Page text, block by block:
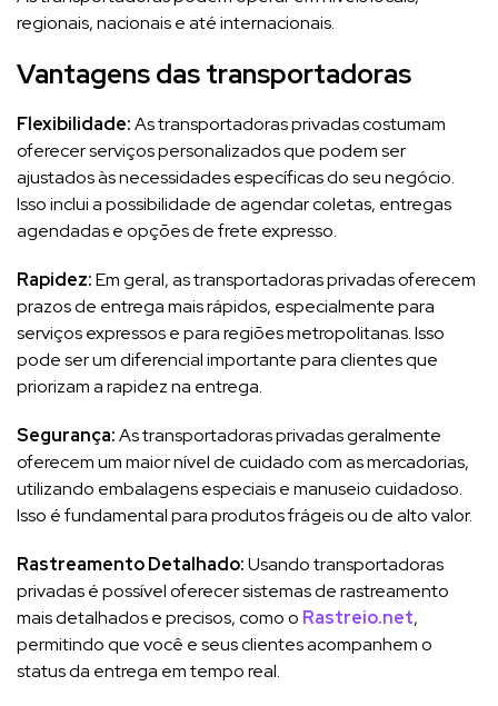
regionais, nacionais e até internacionais.
Vantagens das transportadoras
Flexibilidade:As transportadoras privadas costumam
oferecer serviços personalizados que podem ser
ajustados às necessidades específicas do seu negócio.
Isso inclui a possibilidade de agendar coletas, entregas
agendadas e opções de frete expresso.
Rapidez:Em geral, as transportadoras privadas oferecem
prazos de entrega mais rápidos, especialmente para
serviços expressos e para regiões metropolitanas. Isso
pode ser um diferencial importante para clientes que
priorizam a rapidez na entrega.
Segurança:As transportadoras privadas geralmente
oferecem um maior nível de cuidado com as mercadorias,
utilizando embalagens especiais e manuseio cuidadoso.
Isso é fundamental para produtos frágeis ou de alto valor.
Rastreamento Detalhado:Usando transportadoras
privadas é possível oferecer sistemas de rastreamento
mais detalhados e precisos, como o Rastreio.net,
permitindo que você e seus clientes acompanhem o
status da entrega em tempo real.